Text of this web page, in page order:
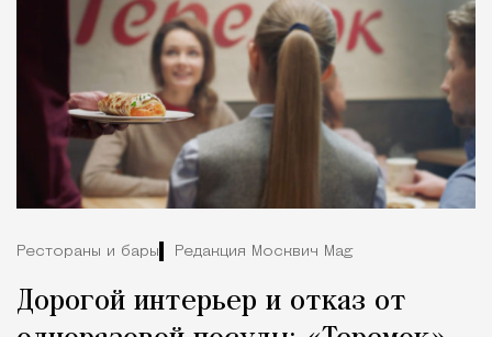
Рестораны и бары Редакция Москвич Mag
Дорогой интерьер и отказ от